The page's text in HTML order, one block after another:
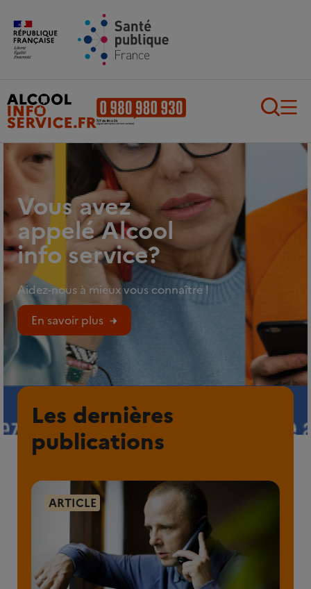
Aller au contenu principal
Vous avez
appelé Alcool
info service?
Aidez-nous à mieux vous connaître !
En savoir plus
Les dernières
publications
ARTICLE